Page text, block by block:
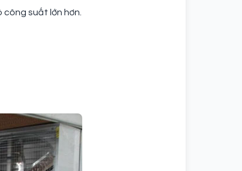
suất lớn hơn.